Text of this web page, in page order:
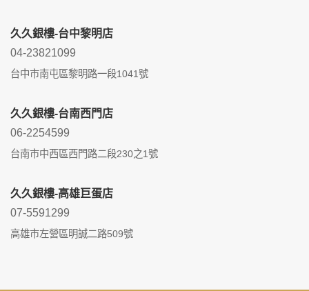
久久銀樓-台中黎明店
04-23821099
台中市南屯區黎明路一段1041號
久久銀樓-台南西門店
06-2254599
台南市中西區西門路二段230之1號
久久銀樓-高雄巨蛋店
07-5591299
高雄市左營區明誠二路509號